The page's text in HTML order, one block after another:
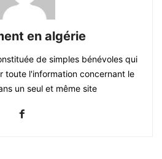
en algérie
de simples bénévoles qui
toute l'information concernant le
un seul et même site